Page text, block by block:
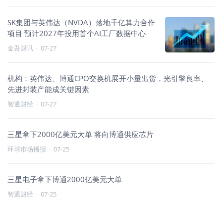
SK集团与英伟达（NVDA）落地千亿算力合作
项目 预计2027年投用首个AI工厂数据中心
金吾财讯 · 07-27
机构：英伟达、博通CPO交换机展开小量出货，光引擎良率、
先进封装产能成关键因素
智通财经 · 07-27
三星拿下2000亿美元大单 将向博通供应芯片
环球市场播报 · 07-25
三星电子拿下博通2000亿美元大单
智通财经 · 07-25